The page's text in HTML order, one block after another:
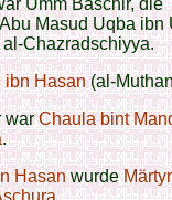
Umm Baschir, die
Masud Uqba ibn
Chazradschiyya.
ibn Hasan(al-
warChaula bint
.
Hasanwurde